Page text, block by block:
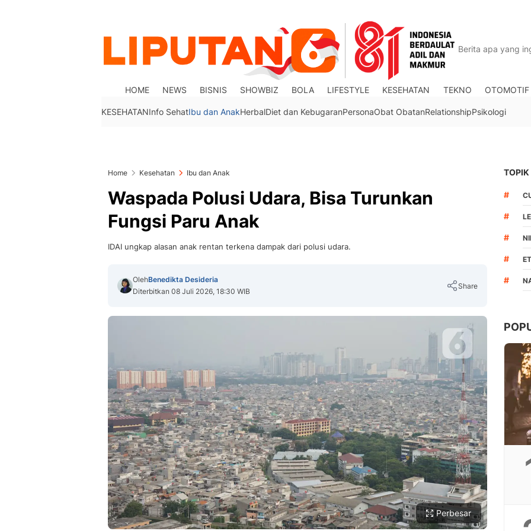
HOME NEWS BISNIS SHOWBIZ BOLA LIFESTYLE KESEHATAN TEKNO OTOMOTIF
KESEHATANInfo SehatIbu dan AnakHerbalDiet dan KebugaranPersonaObat ObatanRelationshipPsikologi
Home Kesehatan Ibu dan Anak
Waspada Polusi Udara, Bisa Turunkan
Fungsi Paru Anak
IDAI ungkap alasan anak rentan terkena dampak dari polusi udara.
OlehBenedikta Desideria
Diterbitkan 08 Juli 2026, 18:30 WIB
Share
Copy Link
Perbesar
TOPIK
#
#
#
#
#